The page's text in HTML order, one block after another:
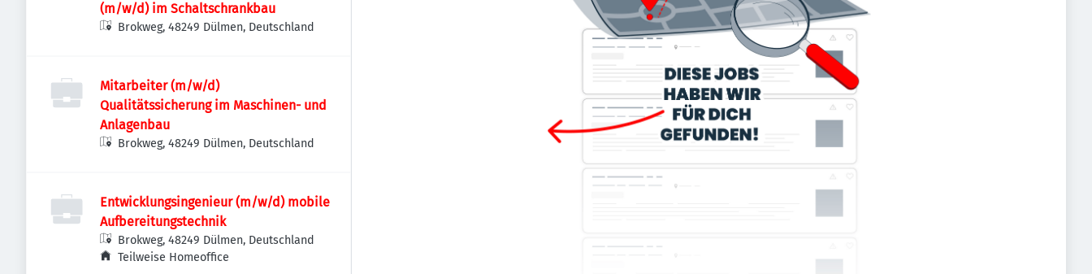
(m/w/d) im Schaltschrankbau
Brokweg, 48249 Dülmen, Deutschland
Mitarbeiter (m/w/d)
Qualitätssicherung im Maschinen- und
Anlagenbau
Brokweg, 48249 Dülmen, Deutschland
Entwicklungsingenieur (m/w/d) mobile
Aufbereitungstechnik
Brokweg, 48249 Dülmen, Deutschland
Teilweise Homeoffice